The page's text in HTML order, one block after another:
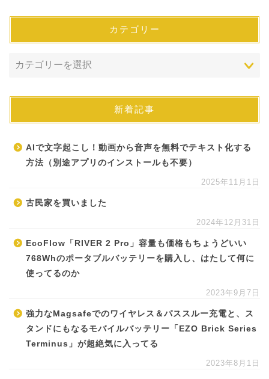
カテゴリー
新着記事
AIで文字起こし！動画から音声を無料でテキスト化する
方法（別途アプリのインストールも不要）
2025年11月1日
古民家を買いました
2024年12月31日
EcoFlow「RIVER 2 Pro」容量も価格もちょうどいい
768Whのポータブルバッテリーを購入し、はたして何に
使ってるのか
2023年9月7日
強力なMagsafeでのワイヤレス＆パススルー充電と、ス
タンドにもなるモバイルバッテリー「EZO Brick Series
Terminus」が超絶気に入ってる
2023年8月1日